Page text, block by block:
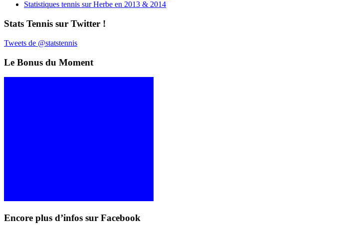
Statistiques tennis sur Herbe en 2013 & 2014
Stats Tennis sur Twitter !
Tweets de @statstennis
Le Bonus du Moment
Encore plus d’infos sur Facebook